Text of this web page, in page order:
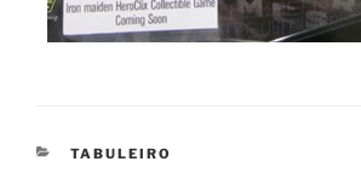
CATEGORIAS
TABULEIRO